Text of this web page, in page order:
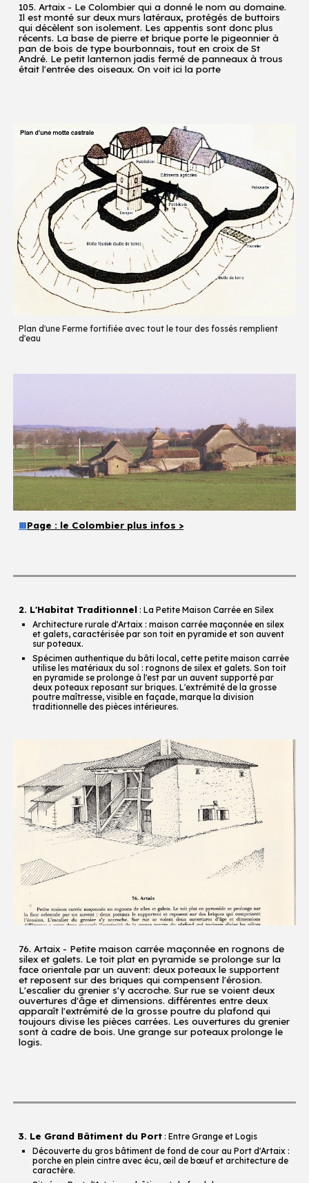
105. Artaix - Le Colombier qui a donné le nom au domaine.
Il est monté sur deux murs latéraux, protégés de buttoirs
qui décèlent son isolement. Les appentis sont donc plus
récents. La base de pierre et brique porte le pigeonnier à
pan de bois de type bourbonnais, tout en croix de St
André. Le petit lanternon jadis fermé de panneaux à trous
était l'entrée des oiseaux. On voit ici la porte
Plan d'une Ferme fortifiée avec tout le tour des fossés remplient
d'eau
🟧 Page : le Colombier plus infos >
2. L'Habitat Traditionnel : La Petite Maison Carrée en Silex
Architecture rurale d'Artaix : maison carrée maçonnée en silex
et galets, caractérisée par son toit en pyramide et son auvent
sur poteaux.
Spécimen authentique du bâti local, cette petite maison carrée
utilise les matériaux du sol : rognons de silex et galets. Son toit
en pyramide se prolonge à l'est par un auvent supporté par
deux poteaux reposant sur briques. L'extrémité de la grosse
poutre maîtresse, visible en façade, marque la division
traditionnelle des pièces intérieures.
76. Artaix - Petite maison carrée maçonnée en rognons de
silex et galets. Le toit plat en pyramide se prolonge sur la
face orientale par un auvent: deux poteaux le supportent
et reposent sur des briques qui compensent l'érosion.
L'escalier du grenier s'y accroche. Sur rue se voient deux
ouvertures d'âge et dimensions. différentes entre deux
apparaît l'extrémité de la grosse poutre du plafond qui
toujours divise les pièces carrées. Les ouvertures du grenier
sont à cadre de bois. Une grange sur poteaux prolonge le
logis.
3. Le Grand Bâtiment du Port : Entre Grange et Logis
Découverte du gros bâtiment de fond de cour au Port d'Artaix :
porche en plein cintre avec écu, œil de bœuf et architecture de
caractère.